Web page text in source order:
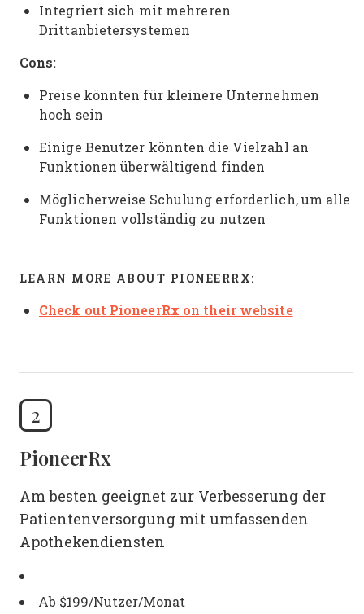
Integriert sich mit mehreren
Drittanbietersystemen
Cons:
Preise könnten für kleinere Unternehmen
hoch sein
Einige Benutzer könnten die Vielzahl an
Funktionen überwältigend finden
Möglicherweise Schulung erforderlich, um alle
Funktionen vollständig zu nutzen
LEARN MORE ABOUT PIONEERRX:
Check out PioneerRx on their website
2
PioneerRx
Am besten geeignet zur Verbesserung der
Patientenversorgung mit umfassenden
Apothekendiensten
Ab $199/Nutzer/Monat